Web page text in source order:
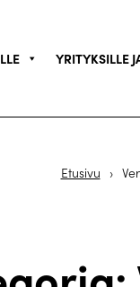
YRITYKSILLE
Etusivu ›